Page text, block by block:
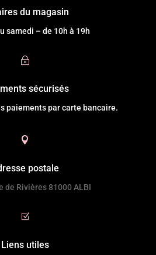
du magasin
samedi – de 10h à 19h
~
sécurisés
paiements par carte bancaire.

postale
de Rivières 81000 ALBI
Z
Liens utiles